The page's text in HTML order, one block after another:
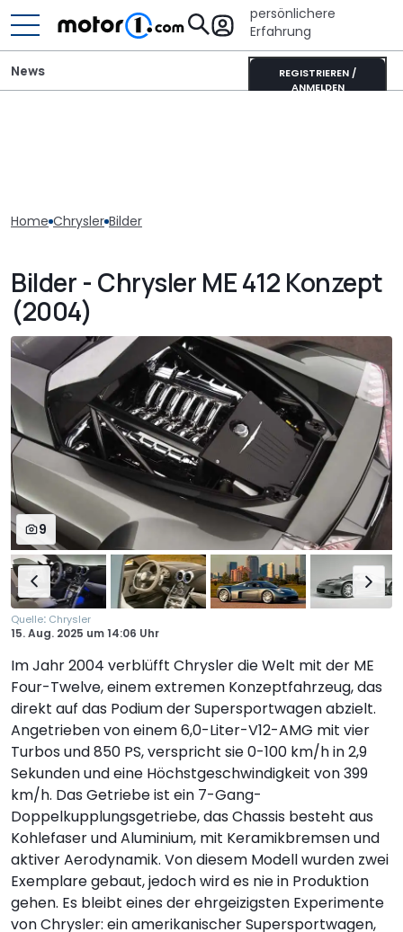
persönlichere
Erfahrung
REGISTRIEREN /
ANMELDEN
News
Home Chrysler Bilder
Bilder - Chrysler ME 412 Konzept
(2004)
9
Quelle: Chrysler
15. Aug. 2025 um14:06 Uhr
Im Jahr 2004 verblüfft Chrysler die Welt mit der ME
Four-Twelve, einem extremen Konzeptfahrzeug, das
direkt auf das Podium der Supersportwagen abzielt.
Angetrieben von einem 6,0-Liter-V12-AMG mit vier
Turbos und 850 PS, verspricht sie 0-100 km/h in 2,9
Sekunden und eine Höchstgeschwindigkeit von 399
km/h. Das Getriebe ist ein 7-Gang-
Doppelkupplungsgetriebe, das Chassis besteht aus
Kohlefaser und Aluminium, mit Keramikbremsen und
aktiver Aerodynamik. Von diesem Modell wurden zwei
Exemplare gebaut, jedoch wird es nie in Produktion
gehen. Es bleibt eines der ehrgeizigsten Experimente
von Chrysler: ein amerikanischer Supersportwagen,